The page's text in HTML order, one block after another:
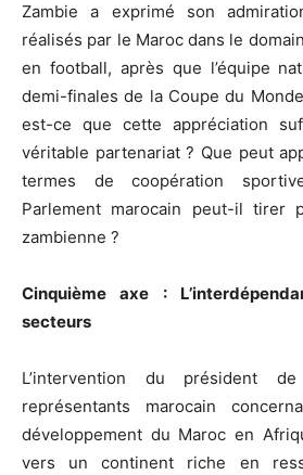
Zambie a exprimé son
réalisés par le Maroc dans le
en football, après que l’équipe
demi-finales de la Coupe du
est-ce que cette appréciation
véritable partenariat ? Que peut
termes de coopération
Parlement marocain peut-il tirer
zambienne ?
Cinquième axe :
secteurs
L’intervention du président
représentants marocain
développement du Maroc en
vers un continent riche en